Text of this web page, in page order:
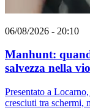
06/08/2026 - 20:10
Manhunt:
salvezza nella
Presentato a
cresciuti tra schermi,